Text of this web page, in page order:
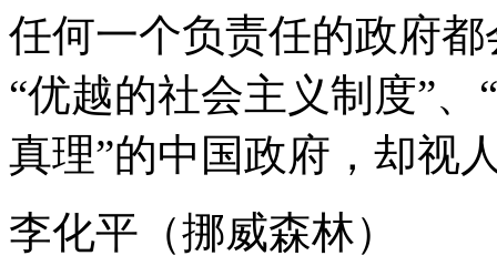
任何一个负责任的政府
“优越的社会主义制度”
真理”的中国政府，却视
李化平（挪威森林）